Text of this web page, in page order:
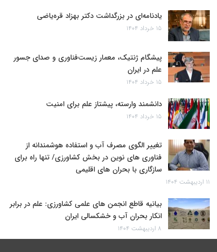
یادنامه‌ای در بزرگداشت دکتر بهزاد قره‌یاضی
۱۵ خرداد ۱۴۰۴
پیشگام ژنتیک، معمار زیست‌فناوری و صدای جسور
علم در ایران
۱۵ خرداد ۱۴۰۴
دانشمند وارسته، پیشتاز علم برای امنیت
۱۵ خرداد ۱۴۰۴
تغییر الگوی مصرف آب و استفاده هوشمندانه از
فناوری های نوین در بخش کشاورزی/ تنها راه برای
سازگاری با بحران های اقلیمی
۱۱ اردیبهشت ۱۴۰۴
بیانیه قاطع انجمن های علمی کشاورزی: علم در برابر
انکار بحران آب و خشکسالی ایران
۸ اردیبهشت ۱۴۰۴